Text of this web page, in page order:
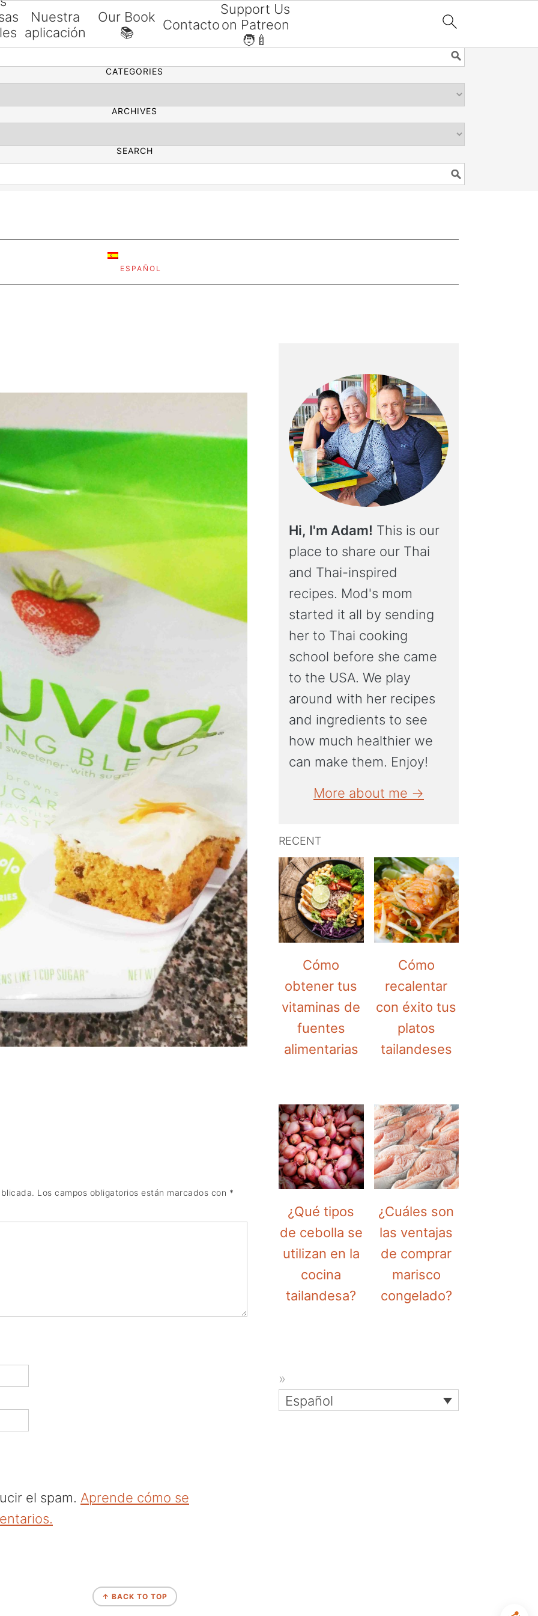
SEARCH
CATEGORIES
ARCHIVES
SEARCH
ESPAÑOL
Nuestra
aplicación
Our Book
📚
Contacto
Support Us
on Patreon
🧑‍🍼
Los campos obligatorios están marcados con *
el spam. Aprende cómo se
Hi, I'm Adam! This is our
place to share our Thai
and Thai-inspired
recipes. Mod's mom
started it all by sending
her to Thai cooking
school before she came
to the USA. We play
around with her recipes
and ingredients to see
how much healthier we
can make them. Enjoy!
More about me →
RECENT
Cómo
obtener tus
vitaminas de
fuentes
alimentarias
Cómo
recalentar
con éxito tus
platos
tailandeses
¿Qué tipos
de cebolla se
utilizan en la
cocina
tailandesa?
¿Cuáles son
las ventajas
de comprar
marisco
congelado?
Español
↑ BACK TO TOP